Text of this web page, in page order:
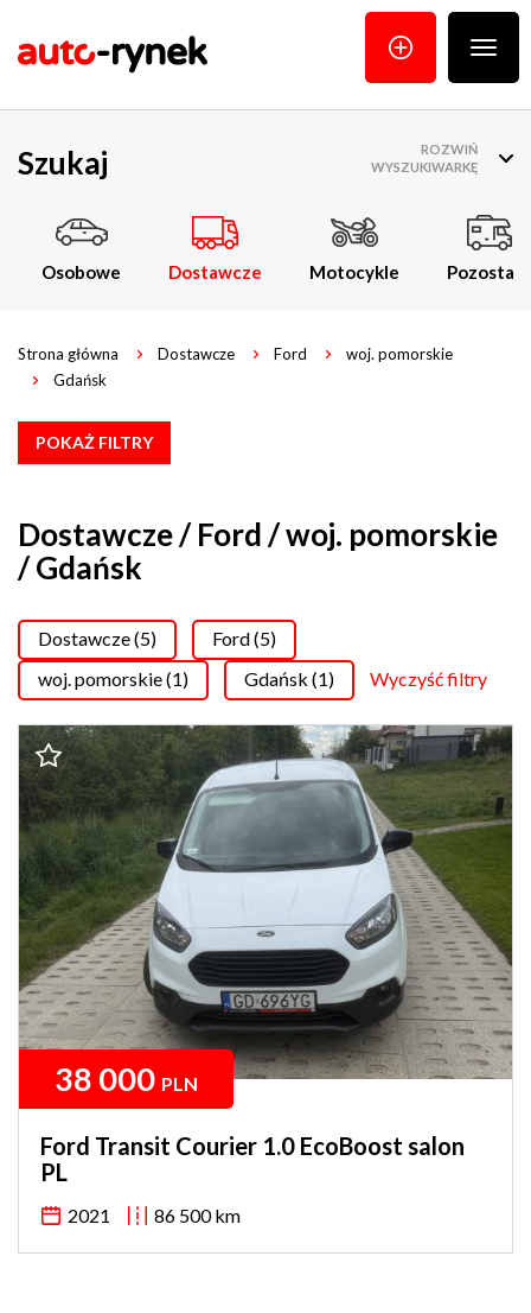
menu
Szukaj
Osobowe Dostawcze Motocykle Pozostałe
ROZWIŃ
WYSZUKIWARKĘ
Strona główna Dostawcze Ford
woj. pomorskie
Gdańsk
POKAŻ FILTRY
Dostawcze / Ford / woj. pomorskie
/ Gdańsk
Dostawcze (5)
Ford (5)
woj. pomorskie (1)
Gdańsk (1) Wyczyść filtry
38 000 PLN
Ford Transit Courier 1.0 EcoBoost salon
PL
2021 86 500 km